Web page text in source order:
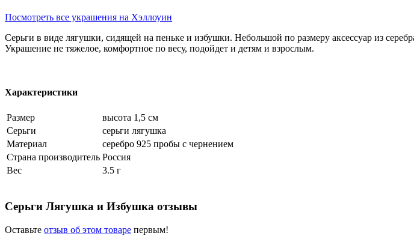
Посмотреть все украшения на Хэллоуин
Серьги в виде лягушки, сидящей на пеньке и избушки. Небольшой по размеру аксессуар из
Украшение не тяжелое, комфортное по весу, подойдет и детям и взрослым.
Характеристики
Размер
высота 1,5 см
Серьги
серьги лягушка
Материал
серебро 925 пробы с чернением
Страна производитель Россия
Вес
3.5 г
Серьги Лягушка и Избушка отзывы
Оставьте отзыв об этом товаре первым!